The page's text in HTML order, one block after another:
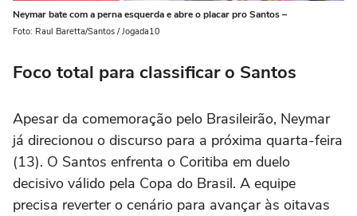
Neymar bate com a perna esquerda e abre o placar pro Santos –
Foto: Raul Baretta/Santos / Jogada10
Foco total para classificar o Santos
Apesar da comemoração pelo Brasileirão, Neymar
já direcionou o discurso para a próxima quarta-feira
(13). O Santos enfrenta o Coritiba em duelo
decisivo válido pela Copa do Brasil. A equipe
precisa reverter o cenário para avançar às oitavas